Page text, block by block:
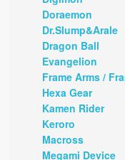
Doraemon
Dr.Slump&Arale
Dragon Ball
Evangelion
Frame Arms /
Hexa Gear
Kamen Rider
Keroro
Macross
Megami Device